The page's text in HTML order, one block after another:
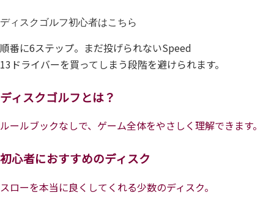
ディスクゴルフ初心者はこちら
順番に6ステップ。まだ投げられないSpeed
13ドライバーを買ってしまう段階を避けられます。
ディスクゴルフとは？
ルールブックなしで、ゲーム全体をやさしく理解できます。
初心者におすすめのディスク
スローを本当に良くしてくれる少数のディスク。